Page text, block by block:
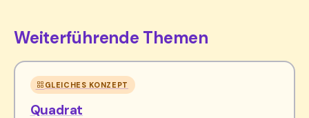
Weiterführende Themen
GLEICHES KONZEPT
Quadrat